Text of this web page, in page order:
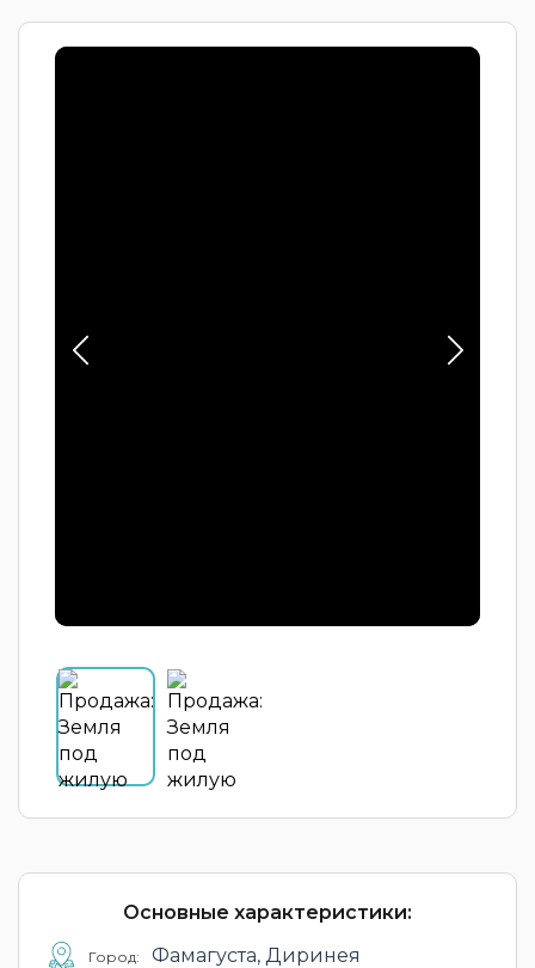
Основные характеристики:
Город: Фамагуста, Диринея